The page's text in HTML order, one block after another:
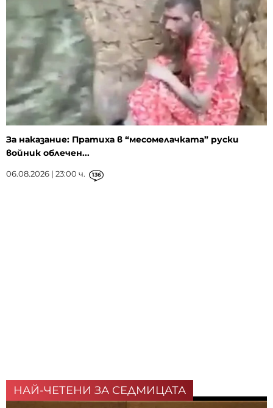
За наказание: Пратиха в “месомелачката” руски
войник облечен...
06.08.2026 | 23:00 ч. 136
НАЙ-ЧЕТЕНИ ЗА СЕДМИЦАТА